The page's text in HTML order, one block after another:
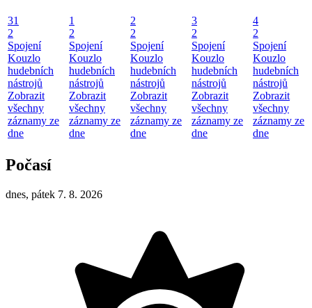
31
2
Spojení
Kouzlo
hudebních
nástrojů
Zobrazit
všechny
záznamy ze
dne
1
2
Spojení
Kouzlo
hudebních
nástrojů
Zobrazit
všechny
záznamy ze
dne
2
2
Spojení
Kouzlo
hudebních
nástrojů
Zobrazit
všechny
záznamy ze
dne
3
2
Spojení
Kouzlo
hudebních
nástrojů
Zobrazit
všechny
záznamy ze
dne
4
2
Spojení
Kouzlo
hudebních
nástrojů
Zobrazit
všechny
záznamy ze
dne
Počasí
dnes, pátek 7. 8. 2026